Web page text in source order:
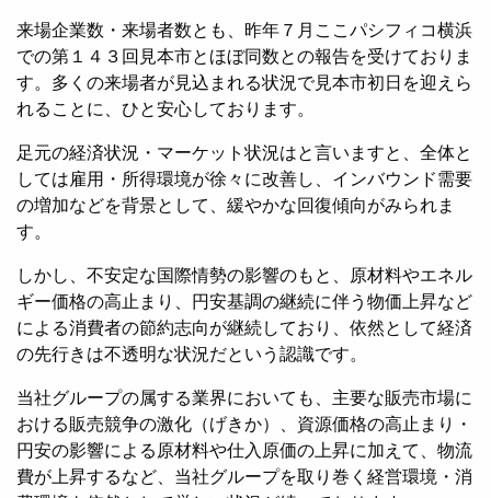
来場企業数・来場者数とも、昨年７月ここパシフィコ横浜
での第１４３回見本市とほぼ同数との報告を受けておりま
す。多くの来場者が見込まれる状況で見本市初日を迎えら
れることに、ひと安心しております。
足元の経済状況・マーケット状況はと言いますと、全体と
しては雇用・所得環境が徐々に改善し、インバウンド需要
の増加などを背景として、緩やかな回復傾向がみられま
す。
しかし、不安定な国際情勢の影響のもと、原材料やエネル
ギー価格の高止まり、円安基調の継続に伴う物価上昇など
による消費者の節約志向が継続しており、依然として経済
の先行きは不透明な状況だという認識です。
当社グループの属する業界においても、主要な販売市場に
おける販売競争の激化（げきか）、資源価格の高止まり・
円安の影響による原材料や仕入原価の上昇に加えて、物流
費が上昇するなど、当社グループを取り巻く経営環境・消